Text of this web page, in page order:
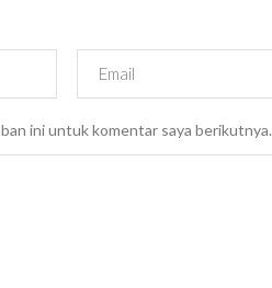
ini untuk komentar saya berikutnya.